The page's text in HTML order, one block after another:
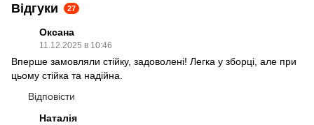
Відгуки 27
Оксана
11.12.2025 в 10:46
Вперше замовляли стійку, задоволені! Легка у зборці, але при
цьому стійка та надійна.
Відповісти
Наталія